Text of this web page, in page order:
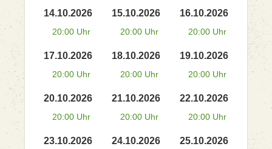
14.10.2026
20:00 Uhr
15.10.2026
20:00 Uhr
16.10.2026
20:00 Uhr
17.10.2026
20:00 Uhr
18.10.2026
20:00 Uhr
19.10.2026
20:00 Uhr
20.10.2026
20:00 Uhr
21.10.2026
20:00 Uhr
22.10.2026
20:00 Uhr
23.10.2026 24.10.2026 25.10.2026